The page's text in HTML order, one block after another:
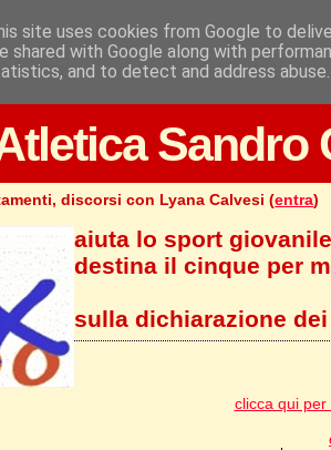
Sandro
discorsi con Lyana Calvesi (entra)
aiuta lo sport
destina il cinque per
sulla dichiarazione
clicca qui
site uses cookies from Google to
shared with Google along with
and to detect and address abuse.